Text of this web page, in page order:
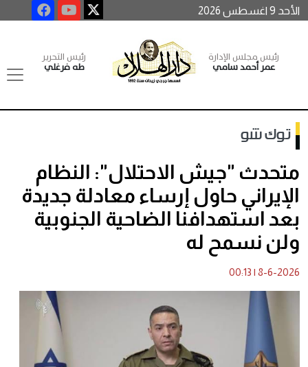
الأحد 9 اغسطس 2026
رئيس مجلس الإدارة
عمر أحمد سامي
رئيس التحرير
طه فرغلي
توك شو
متحدث "جيش الاحتلال": النظام
الإيراني حاول إرساء معادلة جديدة
بعد استهدافنا الضاحية الجنوبية
ولن نسمح له
8-6-2026
|
00:13